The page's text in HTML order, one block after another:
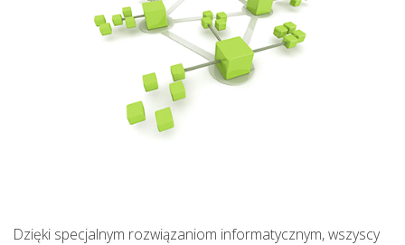
Dzięki specjalnym rozwiązaniom informatycznym, wszyscy